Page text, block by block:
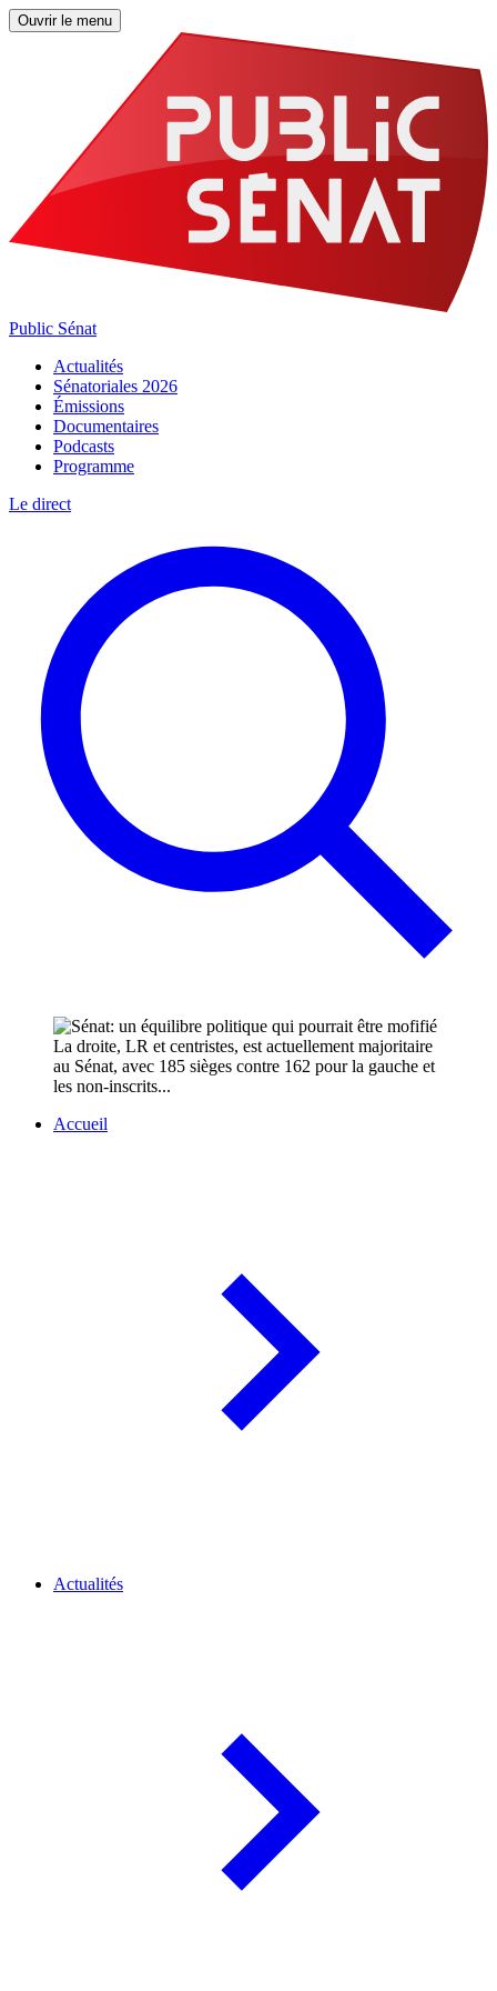
Ouvrir le menu
Public Sénat
Actualités
Sénatoriales 2026
Émissions
Documentaires
Podcasts
Programme
Le direct
La droite, LR et centristes, est actuellement majoritaire
au Sénat, avec 185 sièges contre 162 pour la gauche et
les non-inscrits...
Accueil
Actualités